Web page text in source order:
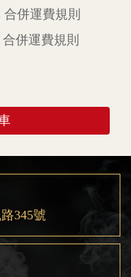
合併運費規則
合併運費規則
345號